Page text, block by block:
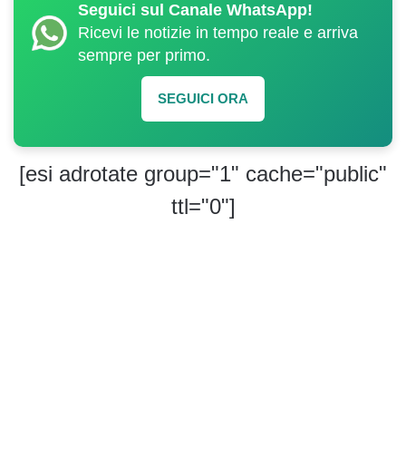
Seguici sul Canale WhatsApp!
Ricevi le notizie in tempo reale e arriva
sempre per primo.
SEGUICI ORA
[esi adrotate group="1" cache="public"
ttl="0"]